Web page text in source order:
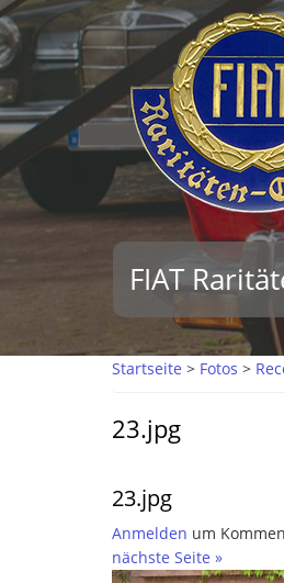
Direkt
zum
Inhalt
FIAT
Startseite > Fotos >
23.jpg
23.jpg
Anmelden um
nächste Seite »